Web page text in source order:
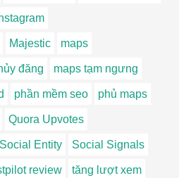
Majestic maps
đăng maps tạm ngưng
phần mềm seo phủ maps
Quora Upvotes
Social Entity Social Signals
review tăng lượt xem